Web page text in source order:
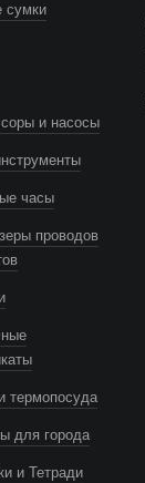
сумки
и насосы
часы
проводов
термопосуда
для города
и Тетради